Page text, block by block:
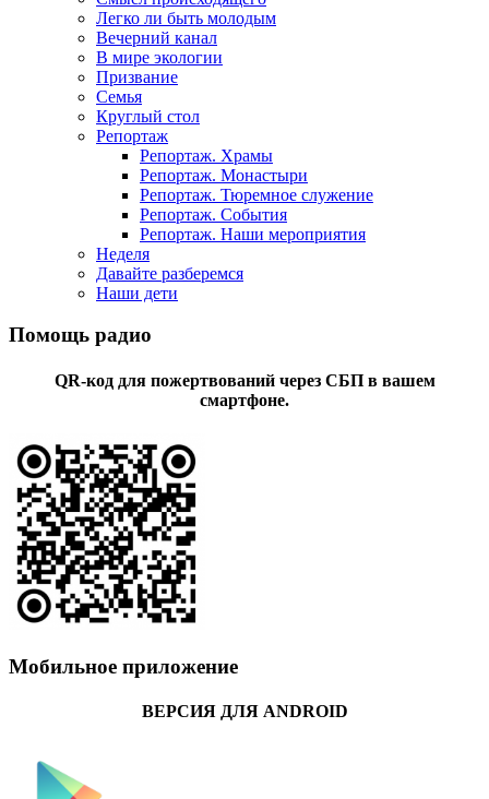
Легко ли быть молодым
Вечерний канал
В мире экологии
Призвание
Семья
Круглый стол
Репортаж
Репортаж. Храмы
Репортаж. Монастыри
Репортаж. Тюремное служение
Репортаж. События
Репортаж. Наши мероприятия
Неделя
Давайте разберемся
Наши дети
Помощь радио
QR-код для пожертвований через СБП в вашем
смартфоне.
Мобильное приложение
ВЕРСИЯ ДЛЯ ANDROID